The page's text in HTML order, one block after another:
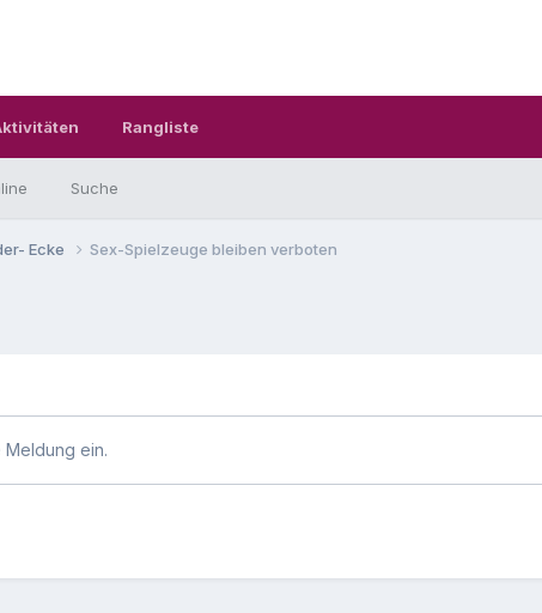
Suche
Rangliste
Ecke Sex-Spielzeuge bleiben verboten
ein.